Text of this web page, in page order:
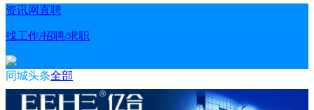
资讯网直聘
找工作/招聘/求职
同城头条全部